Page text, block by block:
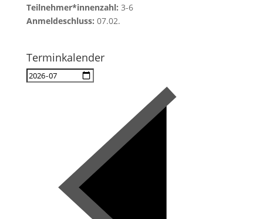
Teilnehmer*innenzahl: 3-6
Anmeldeschluss: 07.02.
Terminkalender